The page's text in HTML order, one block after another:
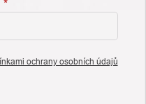
ochrany osobních údajů